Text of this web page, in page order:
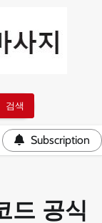
Subscription
드 공식